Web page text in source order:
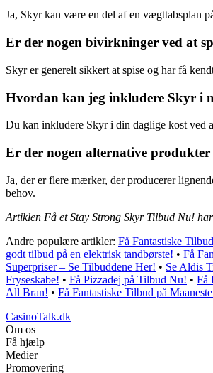
Ja, Skyr kan være en del af en vægttabsplan
Er der nogen bivirkninger ved at
Skyr er generelt sikkert at spise og har få
Hvordan kan jeg inkludere Skyr i
Du kan inkludere Skyr i din daglige kost ved
Er der nogen alternative
Ja, der er flere mærker, der producerer
behov.
Artiklen Få et Stay Strong Skyr Tilbud Nu!
Andre populære artikler: Få Fantastiske
godt tilbud på en elektrisk tandbørste! • Få
Superpriser – Se Tilbuddene Her! • Se Aldis
Fryseskabe! • Få Pizzadej på Tilbud Nu! • Få
All Bran! • Få Fantastiske Tilbud på
CasinoTalk.dk
Om os
Få hjælp
Medier
Promovering